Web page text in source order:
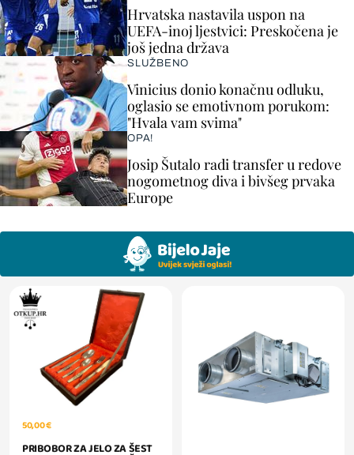
Hrvatska nastavila uspon na
UEFA-inoj ljestvici: Preskočena je
još jedna država
SLUŽBENO
Vinicius donio konačnu odluku,
oglasio se emotivnom porukom:
"Hvala vam svima"
OPA!
Josip Šutalo radi transfer u redove
nogometnog diva i bivšeg prvaka
Europe
50,00 €
PRIBOBOR ZA JELO ZA ŠEST